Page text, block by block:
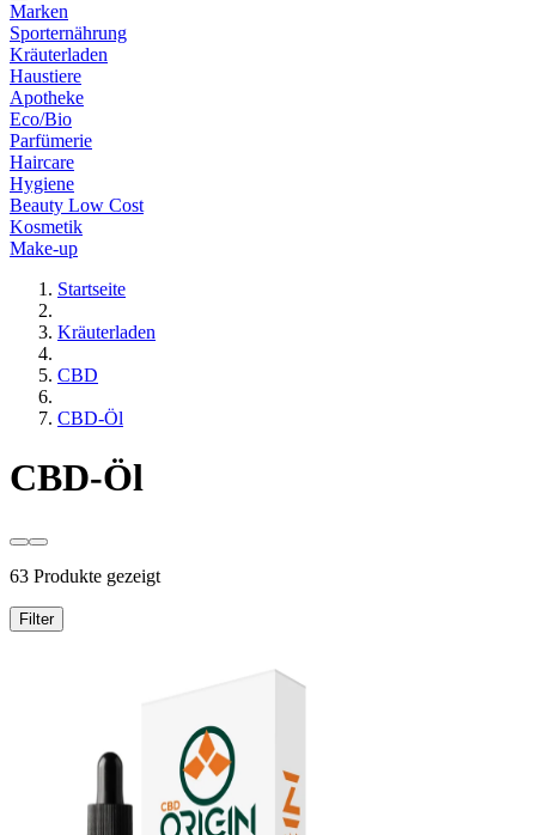
Marken
Sporternährung
Kräuterladen
Haustiere
Apotheke
Eco/Bio
Parfümerie
Haircare
Hygiene
Beauty Low Cost
Kosmetik
Make-up
Startseite
Kräuterladen
CBD
CBD-Öl
CBD-Öl
63 Produkte gezeigt
Filter